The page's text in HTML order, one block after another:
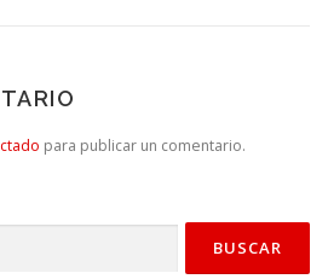
para publicar un comentario.